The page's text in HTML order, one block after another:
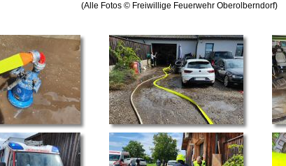
(Alle Fotos © Freiwillige Feuerwehr Oberolberndorf)